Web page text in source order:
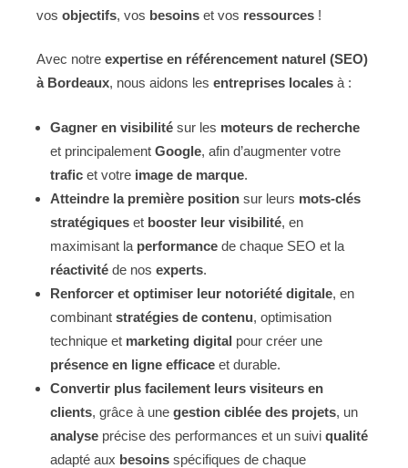
vos objectifs, vos besoins et vos ressources !
Avec notre expertise en référencement naturel (SEO)
à Bordeaux, nous aidons les entreprises locales à :
Gagner en visibilité sur les moteurs de recherche
et principalement Google, afin d’augmenter votre
trafic et votre image de marque.
Atteindre la première position sur leurs mots-clés
stratégiques et booster leur visibilité, en
maximisant la performance de chaque SEO et la
réactivité de nos experts.
Renforcer et optimiser leur notoriété digitale, en
combinant stratégies de contenu, optimisation
technique et marketing digital pour créer une
présence en ligne efficace et durable.
Convertir plus facilement leurs visiteurs en
clients, grâce à une gestion ciblée des projets, un
analyse précise des performances et un suivi qualité
adapté aux besoins spécifiques de chaque